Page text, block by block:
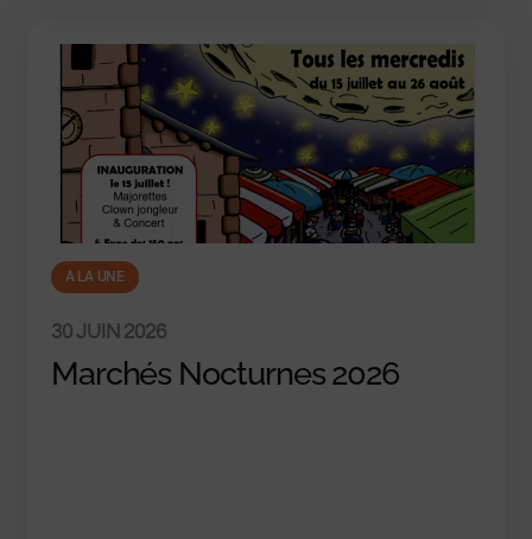
A LA UNE
30 JUIN 2026
Marchés Nocturnes 2026